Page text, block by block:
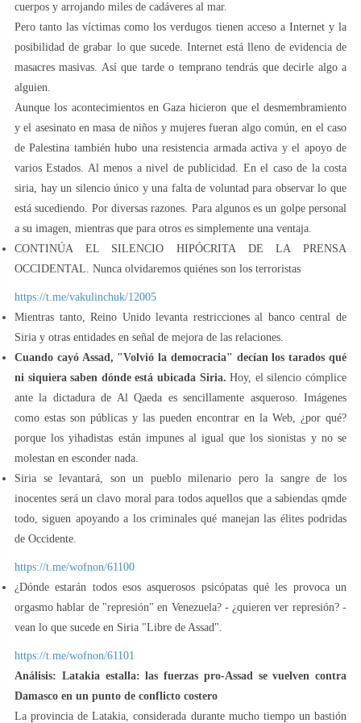
cuerpos y arrojando miles de cadáveres al mar.
Pero tanto las víctimas como los verdugos tienen acceso a Internet y la
posibilidad de grabar lo que sucede. Internet está lleno de evidencia de
masacres masivas. Así que tarde o temprano tendrás que decirle algo a
alguien.
Aunque los acontecimientos en Gaza hicieron que el desmembramiento
y el asesinato en masa de niños y mujeres fueran algo común, en el caso
de Palestina también hubo una resistencia armada activa y el apoyo de
varios Estados. Al menos a nivel de publicidad. En el caso de la costa
siria, hay un silencio único y una falta de voluntad para observar lo que
está sucediendo. Por diversas razones. Para algunos es un golpe personal
a su imagen, mientras que para otros es simplemente una ventaja.
CONTINÚA EL SILENCIO HIPÓCRITA DE LA PRENSA
OCCIDENTAL. Nunca olvidaremos quiénes son los terroristas
https://t.me/vakulinchuk/12005
Mientras tanto, Reino Unido levanta restricciones al banco central de
Siria y otras entidades en señal de mejora de las relaciones.
Cuando cayó Assad, "Volvió la democracia" decían los tarados qué
ni siquiera saben dónde está ubicada Siria.Hoy, el silencio cómplice
ante la dictadura de Al Qaeda es sencillamente asqueroso. Imágenes
como estas son públicas y las pueden encontrar en la Web, ¿por qué?
porque los yihadistas están impunes al igual que los sionistas y no se
molestan en esconder nada.
Siria se levantará, son un pueblo milenario pero la sangre de los
inocentes será un clavo moral para todos aquellos que a sabiendas qmde
todo, siguen apoyando a los criminales qué manejan las élites podridas
de Occidente.
https://t.me/wofnon/61100
¿Dónde estarán todos esos asquerosos psicópatas qué les provoca un
orgasmo hablar de "represión" en Venezuela? - ¿quieren ver represión? -
vean lo que sucede en Siria "Libre de Assad".
https://t.me/wofnon/61101
Análisis: Latakia estalla: las fuerzas pro-Assad se vuelven contra
Damasco en un punto de conflicto costero
La provincia de Latakia, considerada durante mucho tiempo un bastión